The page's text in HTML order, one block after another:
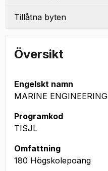
Tillåtna byten
Översikt
Engelskt namn
MARINE ENGINEERING
Programkod
TISJL
Omfattning
180 Högskolepoäng